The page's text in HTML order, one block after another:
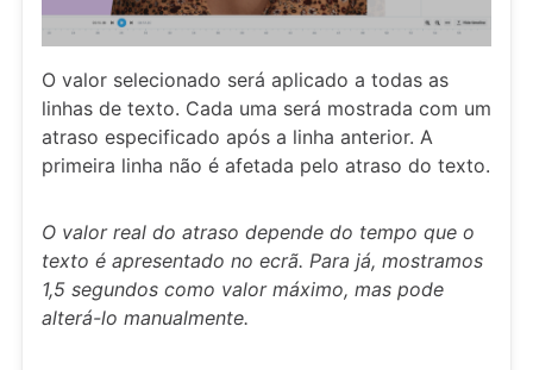
O valor selecionado será aplicado a todas as
linhas de texto. Cada uma será mostrada com um
atraso especificado após a linha anterior. A
primeira linha não é afetada pelo atraso do texto.
O valor real do atraso depende do tempo que o
texto é apresentado no ecrã. Para já, mostramos
1,5 segundos como valor máximo, mas pode
alterá-lo manualmente.